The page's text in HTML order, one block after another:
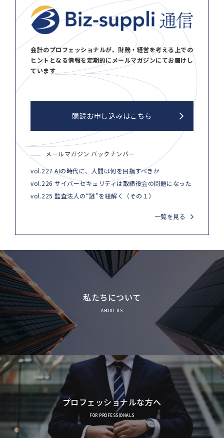
会計のプロフェッショナルが、財務・経営を考える上での
ヒントとなる情報を定期的にメールマガジンにてお届けし
ています
購読お申し込みはこちら
メールマガジン バックナンバー
vol.227 AIの時代に、人間は何を目指すべきか
vol.226 サイバーセキュリティは取締役会の問題になった
vol.225 監査法人の“謎”を紐解く（その１）
一覧を見る
私たちについて
ABOUT US
プロフェッショナルな方へ
FOR PROFESSIONALS